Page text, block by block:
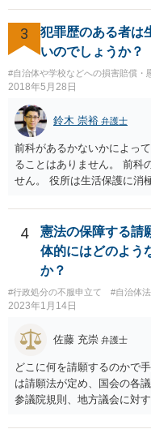
しろ今回を苦い薬（良い教
で右折進行したけど、自分
3
犯罪歴のある者は
いのでしょうか？
#自治体や学校などへの損害賠償・
2018年5月28日
鈴木 崇裕 弁護士
前科があるかないかによっ
ることはありません。 前科
せん。 役所は生活保護に消
と説明しましょう。
4
憲法の保障する請
体的にはどのよう
か？
#行政処分の不服申立て #自治体
2023年1月14日
佐藤 充崇 弁護士
どこに何を請願するのかで
は請願法が定め、国会の各
参議院規則、地方議会に対
スムースかと思います。